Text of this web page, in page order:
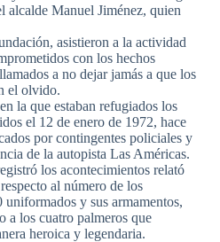
alcalde Manuel Jiménez, quien
asistieron a la actividad
con los hechos
a no dejar jamás a que los
el olvido.
la que estaban refugiados los
el 12 de enero de 1972, hace
por contingentes policiales y
de la autopista Las Américas.
los acontecimientos relató
al número de los
y sus armamentos,
a los cuatro palmeros que
heroica y legendaria.